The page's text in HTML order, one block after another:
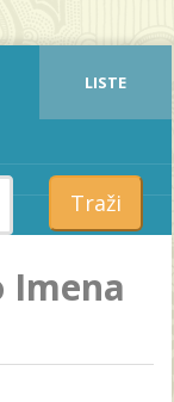
LISTE
Traži
Imena